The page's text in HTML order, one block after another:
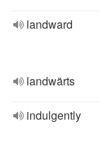
landward
landwärts
indulgently